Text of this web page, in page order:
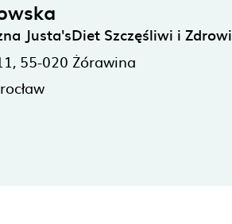
Justa'sDiet Szczęśliwi i Zdrowi
55-020 Żórawina